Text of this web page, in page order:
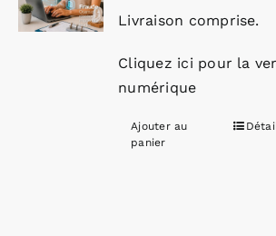
Livraison comprise.
Cliquez ici pour la
numérique
Ajouter au
panier